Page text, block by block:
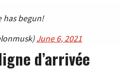
has begun!
June 6, 2021
d’arrivée